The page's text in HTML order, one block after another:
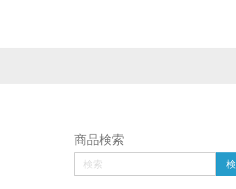
商品検索